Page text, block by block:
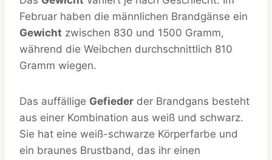
Februar haben die männlichen Brandgänse ein
Gewicht zwischen 830 und 1500 Gramm,
während die Weibchen durchschnittlich 810
Gramm wiegen.
Das auffällige Gefieder der Brandgans besteht
aus einer Kombination aus weiß und schwarz.
Sie hat eine weiß-schwarze Körperfarbe und
ein braunes Brustband, das ihr einen